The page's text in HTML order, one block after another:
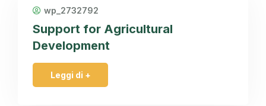
wp_2732792
Support for Agricultural
Development
Leggi di +